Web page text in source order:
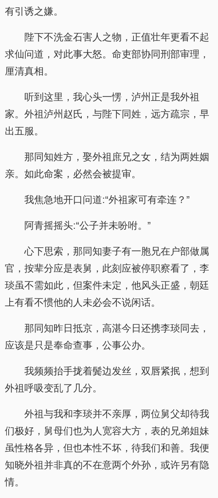
有引诱之嫌。
陛下不洗金石害人之物，正值壮年更看不起
求仙问道，对此事大怒。命吏部协同刑部审理，
厘清真相。
听到这里，我心头一愣，泸州正是我外祖
家。外祖泸州赵氏，与陛下同姓，远方疏宗，早
出五服。
那同知姓方，娶外祖庶兄之女，结为两姓姻
亲。如此命案，必然会被提审。
我焦急地开口问道:“外祖家可有牵连？”
阿青摇摇头:“公子并未吩咐。”
心下思索，那同知妻子有一胞兄在户部做属
官，按辈分应是表舅，此刻应被停职察看了，李
琰虽不需如此，但案件未定，他风头正盛，朝廷
上有看不惯他的人未必会不说闲话。
那同知昨日抵京，高湛今日还携李琰同去，
应该是只是奉命查事，公事公办。
我频频抬手拢着鬓边发丝，双唇紧抿，想到
外祖呼吸变乱了几分。
外祖与我和李琰并不亲厚，两位舅父却待我
们极好，舅母们也为人宽容大方，表的兄弟姐妹
虽性格各异，但也本性不坏，待我们和善。我便
知晓外祖并非真的不在意两个外孙，或许另有隐
情。